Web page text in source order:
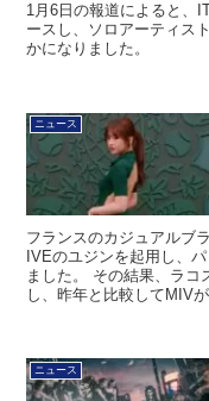
1月6日の報道によると、
ースし、ソロアーティス
かになりました。
ニュース
フランスのカジュアルブ
IVEのユジンを起用し、
ました。 その結果、ラ
し、昨年と比較してMIV
ニュース